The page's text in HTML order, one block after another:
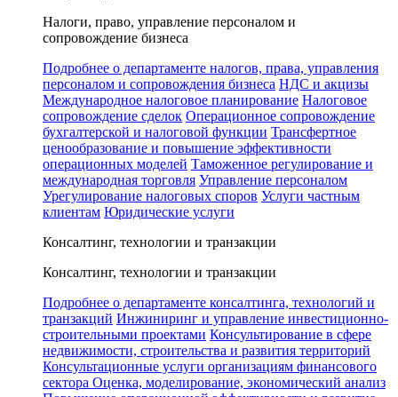
Налоги, право, управление персоналом и
сопровождение бизнеса
Подробнее о департаменте налогов, права, управления
персоналом и сопровождения бизнеса НДС и акцизы
Международное налоговое планирование Налоговое
сопровождение сделок Операционное сопровождение
бухгалтерской и налоговой функции Трансфертное
ценообразование и повышение эффективности
операционных моделей Таможенное регулирование и
международная торговля Управление персоналом
Урегулирование налоговых споров Услуги частным
клиентам Юридические услуги
Консалтинг, технологии и транзакции
Консалтинг, технологии и транзакции
Подробнее о департаменте консалтинга, технологий и
транзакций Инжиниринг и управление инвестиционно-
строительными проектами Консультирование в сфере
недвижимости, строительства и развития территорий
Консультационные услуги организациям финансового
сектора Оценка, моделирование, экономический анализ